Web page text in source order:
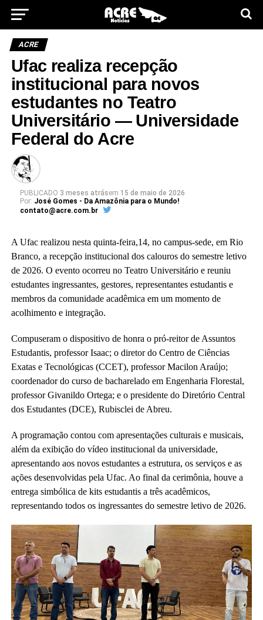
ACRE
Ufac realiza recepção
institucional para novos
estudantes no Teatro
Universitário — Universidade
Federal do Acre
PUBLICADO 3 meses atrásem 15 de maio de 2026
Por: José Gomes - Da Amazônia para o Mundo!
contato@acre.com.br
A Ufac realizou nesta quinta-feira,14, no campus-sede, em Rio
Branco, a recepção institucional dos calouros do semestre letivo
de 2026. O evento ocorreu no Teatro Universitário e reuniu
estudantes ingressantes, gestores, representantes estudantis e
membros da comunidade acadêmica em um momento de
acolhimento e integração.
Compuseram o dispositivo de honra o pró-reitor de Assuntos
Estudantis, professor Isaac; o diretor do Centro de Ciências
Exatas e Tecnológicas (CCET), professor Macilon Araújo;
coordenador do curso de bacharelado em Engenharia Florestal,
professor Givanildo Ortega; e o presidente do Diretório Central
dos Estudantes (DCE), Rubisclei de Abreu.
A programação contou com apresentações culturais e musicais,
além da exibição do vídeo institucional da universidade,
apresentando aos novos estudantes a estrutura, os serviços e as
ações desenvolvidas pela Ufac. Ao final da cerimônia, houve a
entrega simbólica de kits estudantis a três acadêmicos,
representando todos os ingressantes do semestre letivo de 2026.